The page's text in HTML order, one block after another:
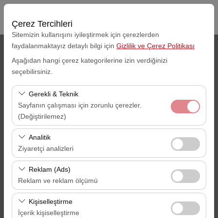
Çerez Tercihleri
Sitemizin kullanışını iyileştirmek için çerezlerden
faydalanmaktayız detaylı bilgi için Gizlilik ve Çerez Politikası
Aşağıdan hangi çerez kategorilerine izin verdiğinizi
seçebilirsiniz.
Gerekli & Teknik
Sayfanın çalışması için zorunlu çerezler.
(Değiştirilemez)
Bu çerezler sitenin doğru şekilde çalışması, güvenlik,
oturum yönetimi ve temel işlevler için gereklidir. Devre
dışı bırakılamaz.
Analitik
Ziyaretçi analizleri
Bu çerezler, sitemizin nasıl kullanıldığını (ziyaretçi sayısı,
en çok ziyaret edilen sayfalar, kullanıcı davranışları)
analiz etmemizi sağlar. Bu veriler, web sitesi
performansını ölçmek ve kullanıcı deneyimini sürekli
iyileştirmek için kullanılır.
Reklam (Ads)
Reklam ve reklam ölçümü
Bu çerezler, size ilgi alanlarınıza uygun kişiselleştirilmiş
reklamlar göstermemize ve reklam kampanyalarımızın
Kişiselleştirme
İçerik kişiselleştirme
Araç Alış Yeri
Gaziantep Şehir Merkezi
Alış Tarihi
İade Tarihi